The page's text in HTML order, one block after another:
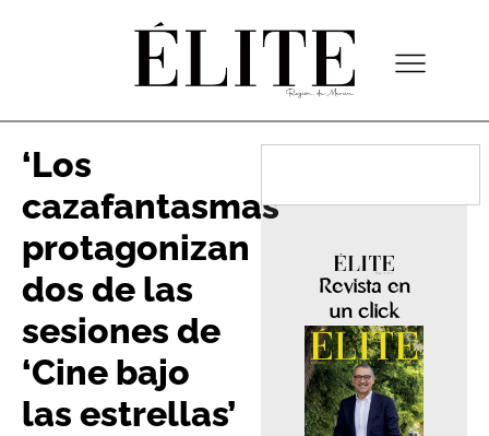
‘Los
cazafantasmas’
protagonizan
dos de las
sesiones de
‘Cine bajo
las estrellas’
Revista en
un click